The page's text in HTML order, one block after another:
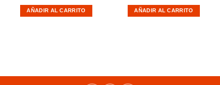
AÑADIR AL CARRITO AÑADIR AL CARRITO